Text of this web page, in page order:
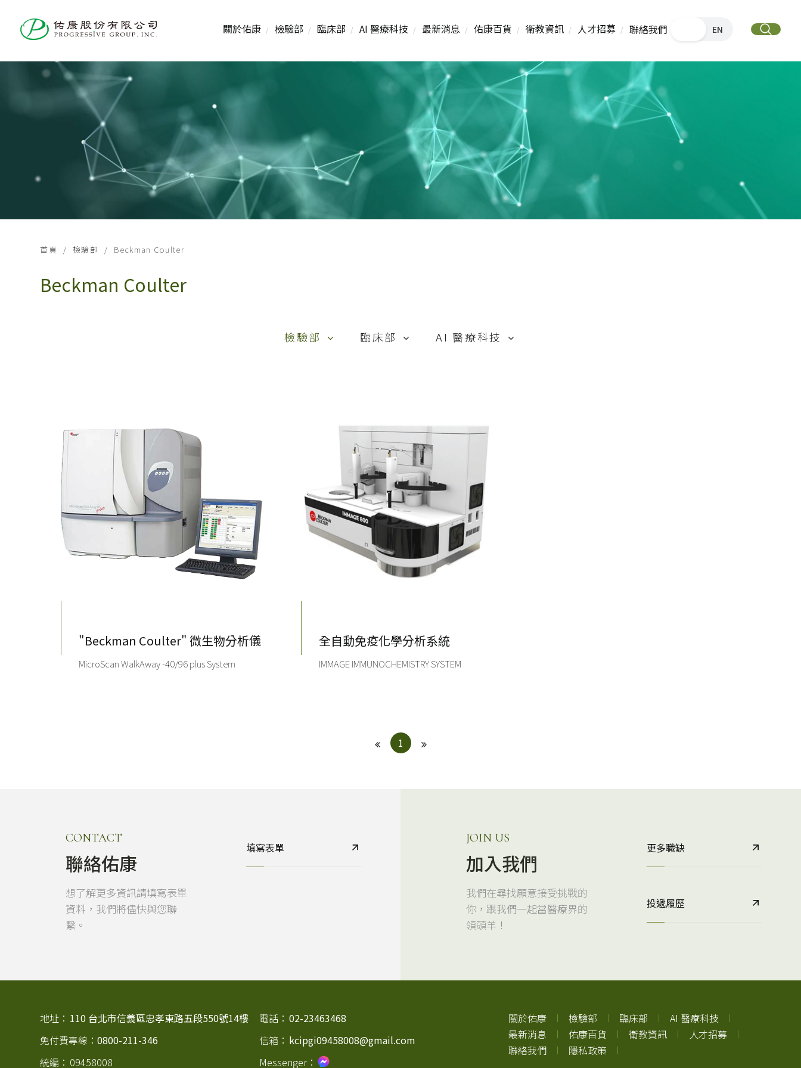
關於佑康 檢驗部 臨床部 AI 醫療科技 最新消息 佑康百貨 衛教資訊 人才招募 聯絡我們 EN
首頁 檢驗部 Beckman Coulter
Beckman Coulter
檢驗部 臨床部
惠合再生
唯洲生技
AI 醫療科技
"Beckman Coulter" 微生物分析儀
MicroScan WalkAway -40/96 plus System
全自動免疫化學分析系統
IMMAGE IMMUNOCHEMISTRY SYSTEM
1
CONTACT
聯絡佑康
想了解更多資訊請填寫表單
資料，我們將儘快與您聯
繫。
填寫表單
JOIN US
加入我們
我們在尋找願意接受挑戰的
你，跟我們一起當醫療界的
領頭羊！
更多職缺
投遞履歷
地址： 110 台北市信義區忠孝東路五段550號14樓 電話： 02-23463468
免付費專線：0800-211-346 信箱： kcipgi09458008@gmail.com
統編： 09458008 Messenger：
關於佑康 檢驗部 臨床部
AI 醫療科技
最新消息
佑康百貨 衛教資訊
人才招募
聯絡我們
隱私政策